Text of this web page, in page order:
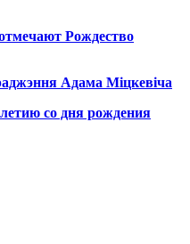
Рождество
Адама Міцкевіча
со дня рождения